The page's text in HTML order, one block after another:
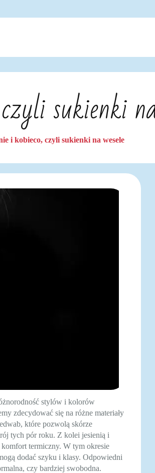
sukienki
i kobieco, czyli sukienki na wesele
stylów i kolorów
zdecydować się na różne materiały
które pozwolą skórze
tych pór roku. Z kolei jesienią i
termiczny. W tym okresie
dodać szyku i klasy. Odpowiedni
czy bardziej swobodna.